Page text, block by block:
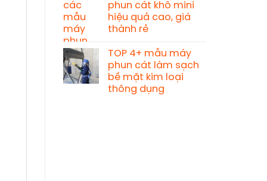
phun cát khô mini
hiệu quả cao, giá
thành rẻ
TOP 4+ mẫu máy
phun cát làm sạch
bề mặt kim loại
thông dụng